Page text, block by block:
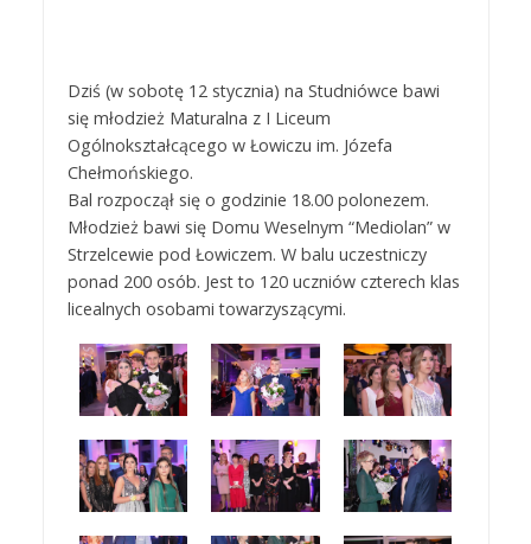
Dziś (w sobotę 12 stycznia) na Studniówce bawi
się młodzież Maturalna z I Liceum
Ogólnokształcącego w Łowiczu im. Józefa
Chełmońskiego.
Bal rozpoczął się o godzinie 18.00 polonezem.
Młodzież bawi się Domu Weselnym “Mediolan” w
Strzelcewie pod Łowiczem. W balu uczestniczy
ponad 200 osób. Jest to 120 uczniów czterech klas
licealnych osobami towarzyszącymi.